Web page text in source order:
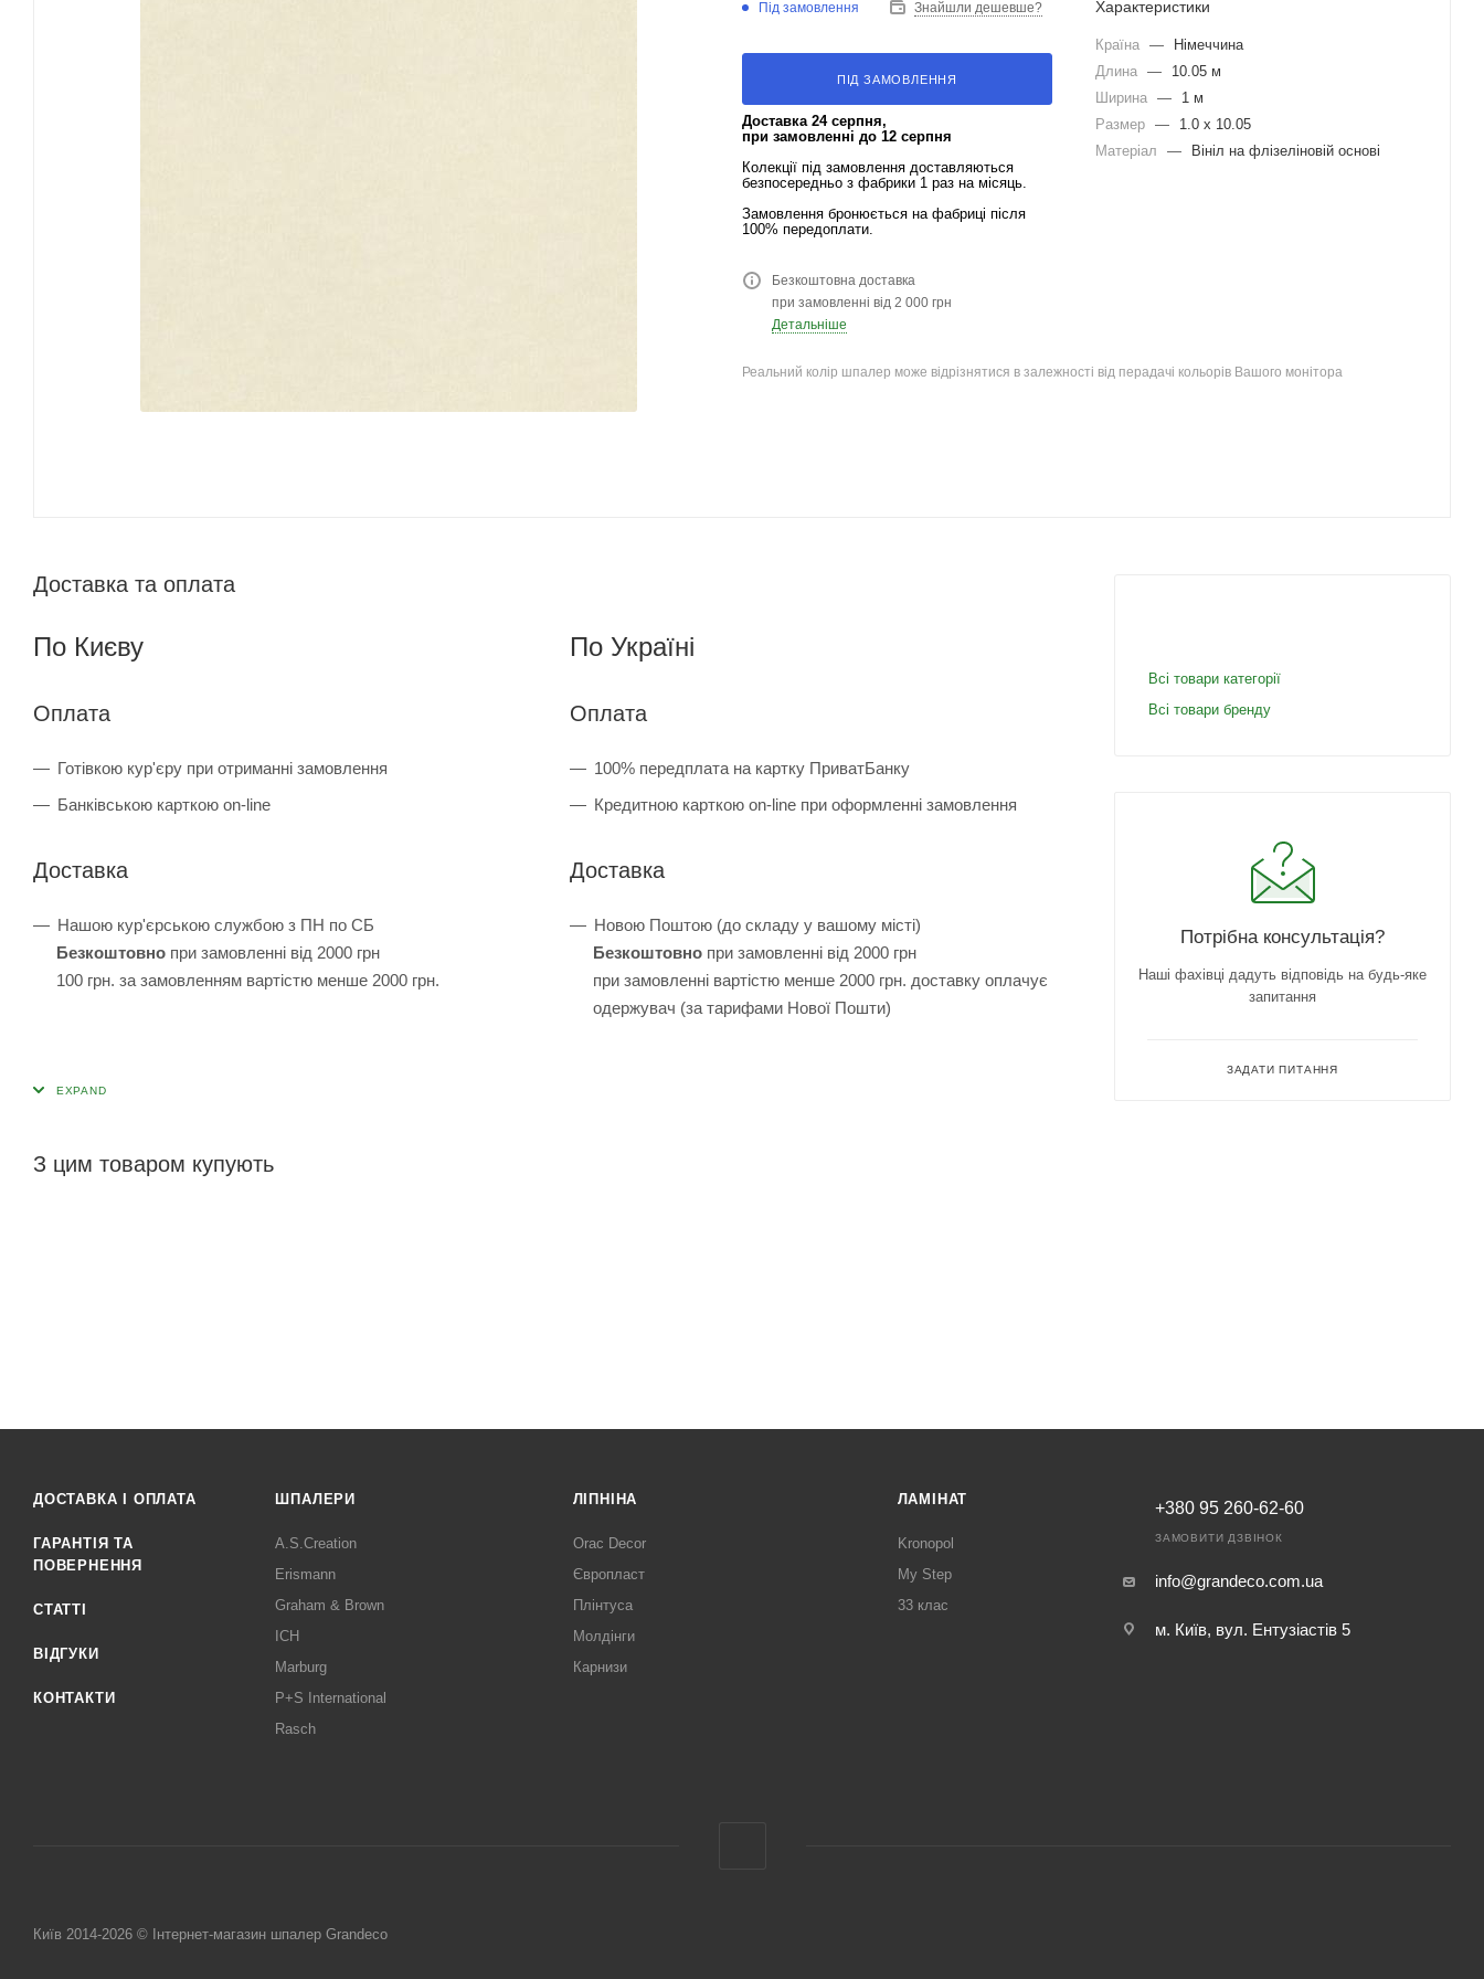
Під замовлення Знайшли дешевше?
ПІД ЗАМОВЛЕННЯ
Доставка 24 серпня,
при замовленні до 12 серпня
Колекції під замовлення доставляються
безпосередньо з фабрики 1 раз на місяць.
Замовлення бронюється на фабриці після
100% передоплати.
Безкоштовна доставка
при замовленні від 2 000 грн
Детальніше
Характеристики
Країна —
Німеччина
Длина —
10.05 м
Ширина —
1 м
Размер —
1.0 x 10.05
Матеріал
— Вініл на флізеліновій основі
Реальний колір шпалер може відрізнятися в залежності від перадачі кольорів Вашого монітора
Доставка та оплата
По Києву
Оплата
Готівкою кур'єру при отриманні замовлення
Банківською карткою on-line
Доставка
Нашою кур'єрською службою з ПН по СБ
Безкоштовно при замовленні від 2000 грн
100 грн. за замовленням вартістю менше 2000 грн.
По Україні
Оплата
100% передплата на картку ПриватБанку
Кредитною карткою on-line при оформленні замовлення
Доставка
Новою Поштою (до складу у вашому місті)
Безкоштовнопри замовленні від 2000 грн
при замовленні вартістю менше 2000 грн. доставку оплачує
одержувач (за тарифами Нової Пошти)
З цим товаром купують
Всі товари категорії
Всі товари бренду
Потрібна консультація?
Наші фахівці дадуть відповідь на будь-яке
запитання
ЗАДАТИ ПИТАННЯ
ДОСТАВКА І ОПЛАТА
ГАРАНТІЯ ТА
ПОВЕРНЕННЯ
СТАТТІ
ВІДГУКИ
КОНТАКТИ
ШПАЛЕРИ
A.S.Creation
Erismann
Graham & Brown
ICH
Marburg
P+S International
Rasch
ЛІПНІНА
Orac Decor
Європласт
Плінтуса
Молдінги
Карнизи
ЛАМІНАТ
Kronopol
My Step
33 клас
+380 95 260-62-60
ЗАМОВИТИ ДЗВІНОК
info@grandeco.com.ua
м. Київ, вул. Ентузіастів 5
Київ 2014-2026 © Інтернет-магазин шпалер Grandeco